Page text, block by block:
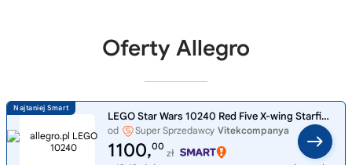
Oferty Allegro
LEGO Star Wars 10240 Red Five X-wing Starfighter
od Super Sprzedawcy Vitekcompanya
1100,00
zł